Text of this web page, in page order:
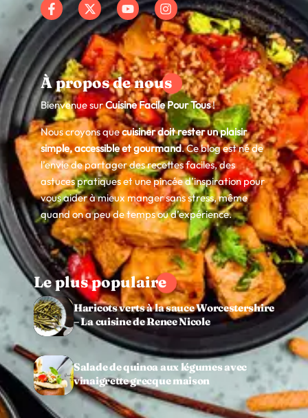
À propos de nous
Bienvenue surCuisine Facile Pour Tous!
Nous croyons quecuisiner doit rester un plaisir
simple, accessible et gourmand. Ce blog est né de
l’envie de partager des recettes faciles, des
astuces pratiques et une pincée d’inspiration pour
vous aider à mieux manger sans stress, même
quand on a peu de temps ou d’expérience.
Le plus populaire
Haricots verts à la sauce Worcestershire
– La cuisine de Renee Nicole
Salade de quinoa aux légumes avec
vinaigrette grecque maison